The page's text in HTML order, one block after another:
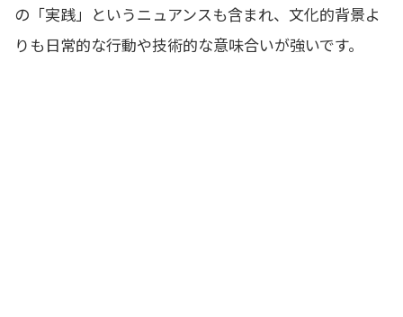
の「実践」というニュアンスも含まれ、文化的背景よ
りも日常的な行動や技術的な意味合いが強いです。